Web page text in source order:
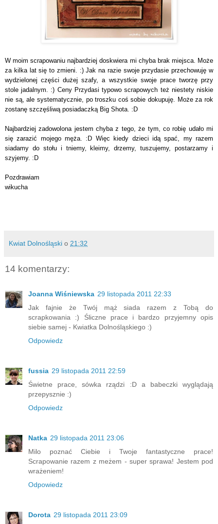
W moim scrapowaniu najbardziej doskwiera mi chyba brak miejsca. Może
za kilka lat się to zmieni. :) Jak na razie swoje przydasie przechowuję w
wydzielonej części dużej szafy, a wszystkie swoje prace tworzę przy
stole jadalnym. :) Ceny Przydasi typowo scrapowych też niestety niskie
nie są, ale systematycznie, po troszku coś sobie dokupuję. Może za rok
zostanę szczęśliwą posiadaczką Big Shota. :D
Najbardziej zadowolona jestem chyba z tego, że tym, co robię udało mi
się zarazić mojego męża. :D Więc kiedy dzieci idą spać, my razem
siadamy do stołu i tniemy, kleimy, drzemy, tuszujemy, postarzamy i
szyjemy. :D
Pozdrawiam
wikucha
Kwiat Dolnośląski o 21:32
14 komentarzy:
Joanna Wiśniewska 29 listopada 2011 22:33
Jak fajnie że Twój mąż siada razem z Tobą do
scrapkowania :) Śliczne prace i bardzo przyjemny opis
siebie samej - Kwiatka Dolnośląskiego :)
Odpowiedz
fussia 29 listopada 2011 22:59
Świetne prace, sówka rządzi :D a babeczki wyglądają
przepysznie :)
Odpowiedz
Natka 29 listopada 2011 23:06
Milo poznać Ciebie i Twoje fantastyczne prace!
Scrapowanie razem z meżem - super sprawa! Jestem pod
wrażeniem!
Odpowiedz
Dorota 29 listopada 2011 23:09